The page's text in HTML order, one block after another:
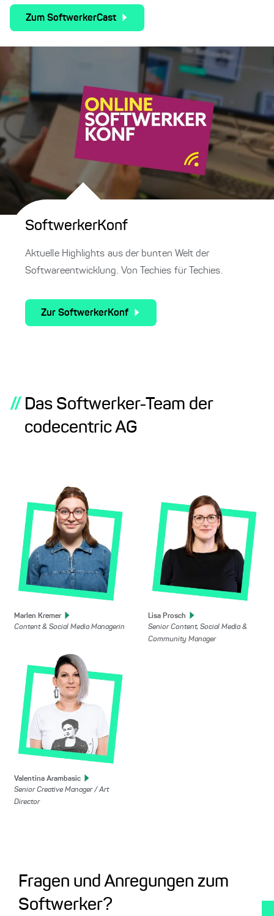
Zum SoftwerkerCast
SoftwerkerKonf
Aktuelle Highlights aus der bunten Welt der
Softwareentwicklung. Von Techies für Techies.
Zur SoftwerkerKonf
// Das Softwerker-Team der
codecentric AG
Marlen Kremer
Content & Social Media Managerin
Lisa Prosch
Senior Content, Social Media &
Community Manager
Valentina Arambasic
Senior Creative Manager / Art
Director
Fragen und Anregungen zum
Softwerker?